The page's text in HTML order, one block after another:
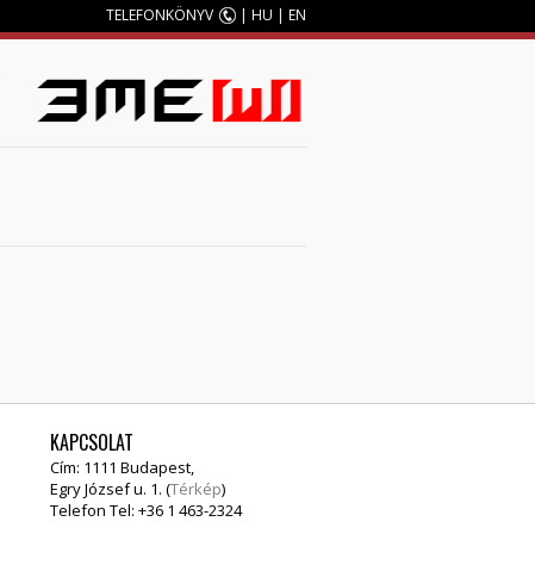
TELEFONKÖNYV | HU | EN
KAPCSOLAT
Cím: 1111 Budapest,
Egry József u. 1. (Térkép)
Telefon Tel: +36 1 463-2324